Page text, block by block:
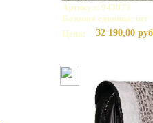
Артикул: 943073
Базовая единица: шт
Цена:
32 190,00